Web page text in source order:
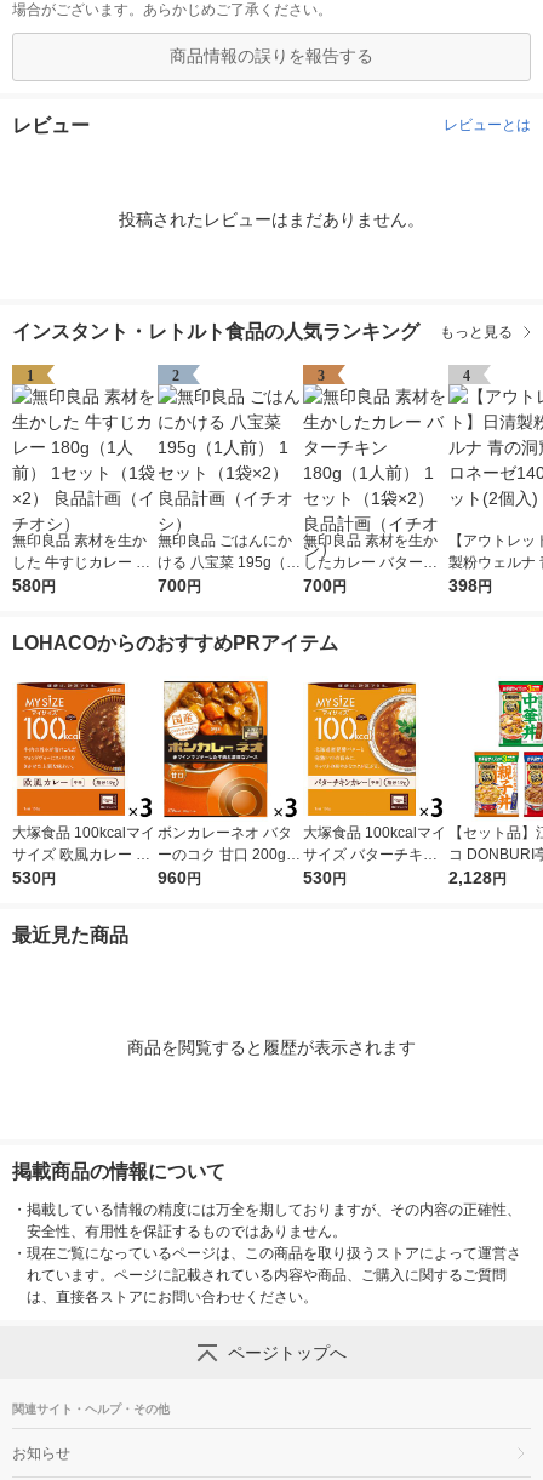
場合がございます。あらかじめご了承ください。
商品情報の誤りを報告する
レビュー レビューとは
投稿されたレビューはまだありません。
インスタント・レトルト食品の人気ランキング もっと見る
1
無印良品 素材を生か
した 牛すじカレー 18
0g（1人前） 1セット
580円
2
無印良品 ごはんにか
ける 八宝菜 195g（1
人前） 1セット（1袋×
700円
3
無印良品 素材を生か
したカレー バターチ
キン 180g（1人前） 1
700円
4
【アウトレッ
製粉ウェルナ
窟 ボロネー
398円
LOHACOからのおすすめPRアイテム
大塚食品 100kcalマイ
サイズ 欧風カレー 15
0g 3個 カロリーコン
530円
ボンカレーネオ バタ
ーのコク 甘口 200g 1
セット（1個×3）大塚
960円
大塚食品 100kcalマイ
サイズ バターチキン
カレー 120g 3個 カロ
530円
【セット品】
コ DONBURI
ぶり亭）3食
2,128円
最近見た商品
商品を閲覧すると履歴が表示されます
掲載商品の情報について
・ 掲載している情報の精度には万全を期しておりますが、その内容の正確性、
安全性、有用性を保証するものではありません。
・ 現在ご覧になっているページは、この商品を取り扱うストアによって運営さ
れています。ページに記載されている内容や商品、ご購入に関するご質問
は、直接各ストアにお問い合わせください。
ページトップへ
関連サイト・ヘルプ・その他
お知らせ